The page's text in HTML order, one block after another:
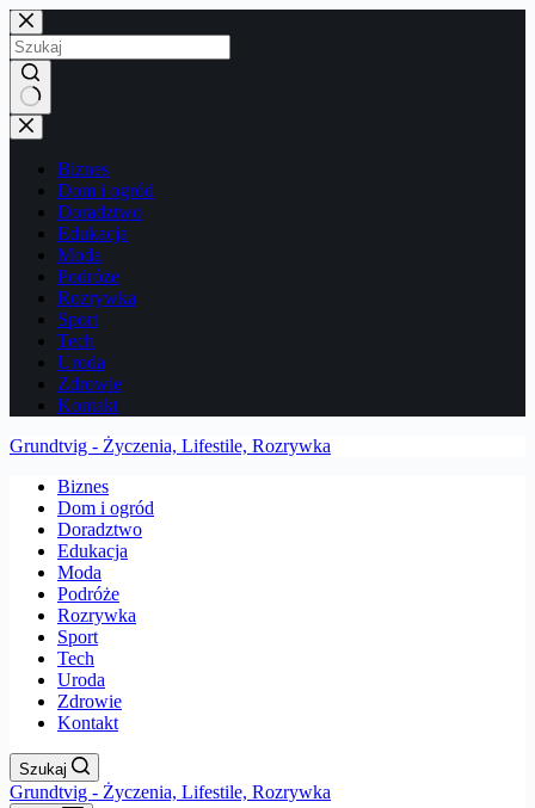
Przejdź
do
treści
Brak
wyników
Biznes
Dom i ogród
Doradztwo
Edukacja
Moda
Podróże
Rozrywka
Sport
Tech
Uroda
Zdrowie
Kontakt
Grundtvig - Życzenia, Lifestile, Rozrywka
Biznes
Dom i ogród
Doradztwo
Edukacja
Moda
Podróże
Rozrywka
Sport
Tech
Uroda
Zdrowie
Kontakt
Szukaj
Grundtvig - Życzenia, Lifestile, Rozrywka